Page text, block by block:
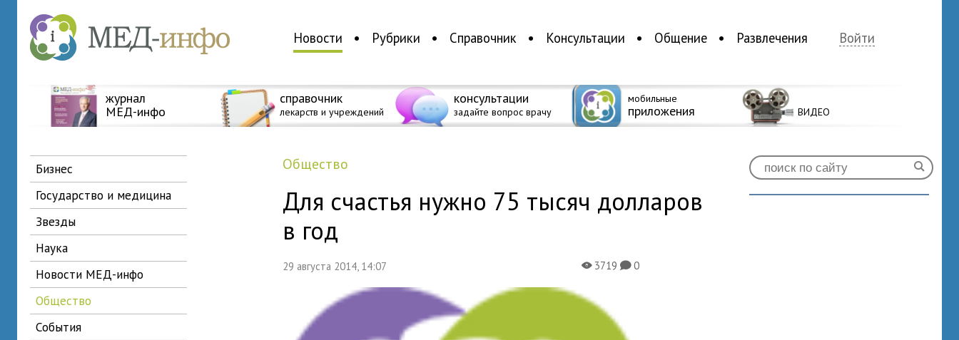
Новости Рубрики Справочник Консультации Общение Развлечения Войти
журнал
МЕД-инфо
справочник
лекарств и учреждений
консультации
задайте вопрос врачу
мобильные
приложения ВИДЕО
бизнес
государство и медицина
звезды
наука
новости МЕД-инфо
общество
события
общество
Для счастья нужно 75 тысяч долларов
в год
29 августа 2014, 14:07 X3719K0